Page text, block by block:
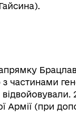
частинами
Армії (при